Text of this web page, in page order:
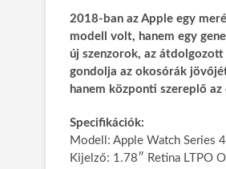
2018-ban az Apple egy
modell volt, hanem egy
új szenzorok, az
gondolja az okosórák
hanem központi szereplő
Specifikációk:
Modell: Apple Watch Series 4
Kijelző: 1.78″ Retina LTPO